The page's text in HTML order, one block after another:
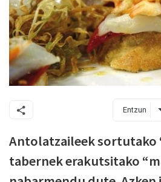
Entzun
Antolatzaileek sortutako
tabernek erakutsitako